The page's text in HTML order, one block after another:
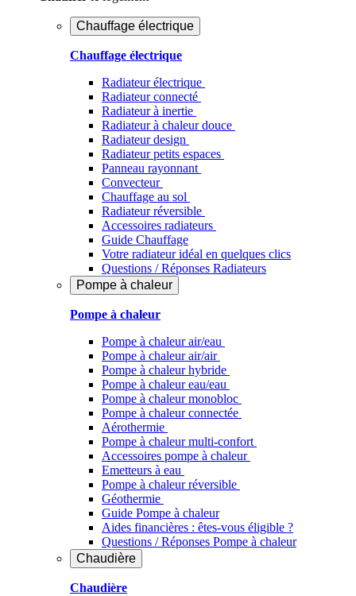
Chauffage électrique
Chauffage électrique
Radiateur électrique
Radiateur connecté
Radiateur à inertie
Radiateur à chaleur douce
Radiateur design
Radiateur petits espaces
Panneau rayonnant
Convecteur
Chauffage au sol
Radiateur réversible
Accessoires radiateurs
Guide Chauffage
Votre radiateur idéal en quelques clics
Questions / Réponses Radiateurs
Pompe à chaleur
Pompe à chaleur
Pompe à chaleur air/eau
Pompe à chaleur air/air
Pompe à chaleur hybride
Pompe à chaleur​ eau/eau
Pompe à chaleur monobloc
Pompe à chaleur connectée
Aérothermie
Pompe à chaleur multi-confort
Accessoires pompe à chaleur
Emetteurs à eau
Pompe à chaleur réversible
Géothermie
Guide Pompe à chaleur
Aides financières : êtes-vous éligible ?
Questions / Réponses Pompe à chaleur
Chaudière
Chaudière